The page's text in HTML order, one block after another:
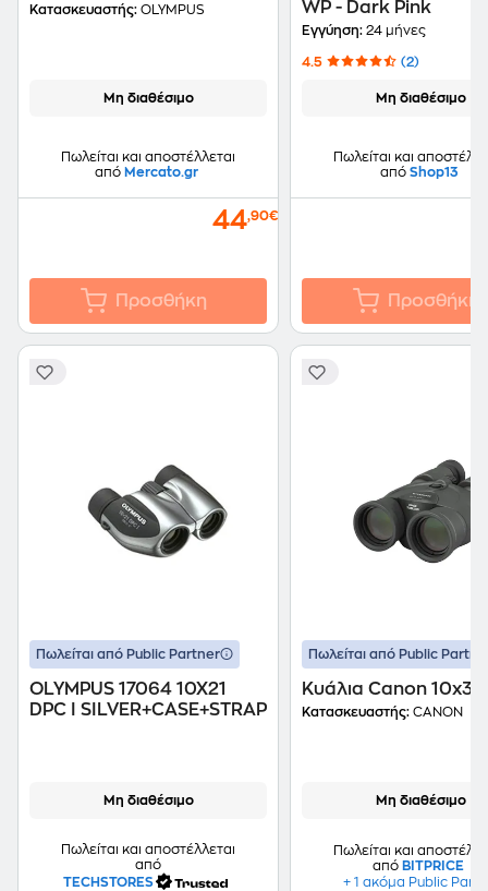
Κατασκευαστής: OLYMPUS
Μη διαθέσιμο
Πωλείται και αποστέλλεται
από Mercato.gr
44,90€
Προσθήκη
WP - Dark Pink
Εγγύηση: 24 μήνες
4.5 (2)
Μη διαθέσιμο
Πωλείται και
από Shop13
Προσθήκη
Πωλείται από Public Partner
OLYMPUS 17064 10X21
DPC I SILVER+CASE+STRAP
Μη διαθέσιμο
Πωλείται και αποστέλλεται
από
TECHSTORES
Πωλείται από Public
Κυάλια Canon 10x30
Κατασκευαστής: CANON
Μη διαθέσιμο
Πωλείται και
από BITPRICE
+ 1 ακόμα Public